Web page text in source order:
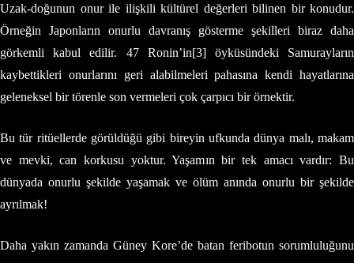
Uzak-doğunun onur ile ilişkili kültürel değerleri bilinen bir konudur.
Örneğin Japonların onurlu davranış gösterme şekilleri biraz daha
görkemli kabul edilir. 47 Ronin’in[3] öyküsündeki Samurayların
kaybettikleri onurlarını geri alabilmeleri pahasına kendi hayatlarına
geleneksel bir törenle son vermeleri çok çarpıcı bir örnektir.
Bu tür ritüellerde görüldüğü gibi bireyin ufkunda dünya malı, makam
ve mevki, can korkusu yoktur. Yaşamın bir tek amacı vardır: Bu
dünyada onurlu şekilde yaşamak ve ölüm anında onurlu bir şekilde
ayrılmak!
Daha yakın zamanda Güney Kore’de batan feribotun sorumluluğunu